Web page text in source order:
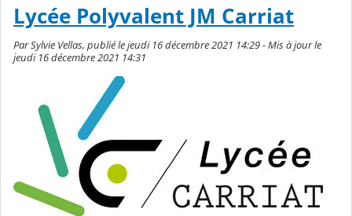
Lycée Polyvalent JM Carriat
Par Sylvie Vellas, publié le jeudi 16 décembre 2021 14:29 - Mis à jour le
jeudi 16 décembre 2021 14:31